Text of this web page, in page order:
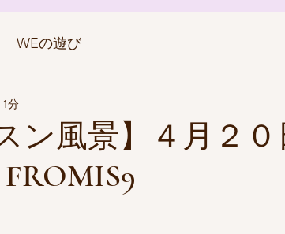
WEの遊び
ン風景】４月２
分